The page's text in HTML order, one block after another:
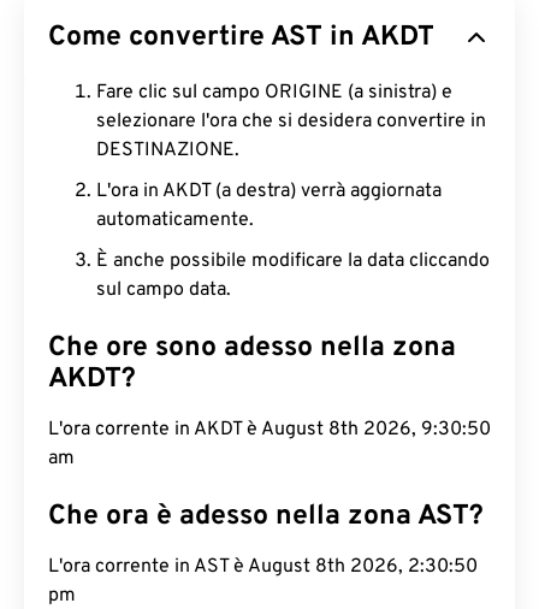
Come convertire AST in AKDT
Fare clic sul campo ORIGINE (a sinistra) e
selezionare l'ora che si desidera convertire in
DESTINAZIONE.
L'ora in AKDT (a destra) verrà aggiornata
automaticamente.
È anche possibile modificare la data cliccando
sul campo data.
Che ore sono adesso nella zona
AKDT?
L'ora corrente in AKDT è August 8th 2026, 9:30:51
am
Che ora è adesso nella zona AST?
L'ora corrente in AST è August 8th 2026, 2:30:51
pm